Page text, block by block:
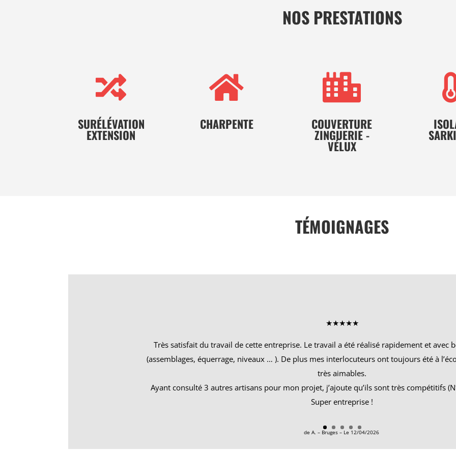
NOS PRESTATIONS

SURÉLÉVATION
EXTENSION

CHARPENTE

COUVERTURE
ZINGUERIE -
VÉLUX
TÉMOIGNAGES
★★★★★
Très satisfait du travail de cette entreprise. Le travail a été réalisé rapidement et avec
(assemblages, équerrage, niveaux … ). De plus mes interlocuteurs ont toujours été à
très aimables.
Ayant consulté 3 autres artisans pour mon projet, j’ajoute qu’ils sont très compétitifs
Super entreprise !
de A. – Bruges – Le 12/04/2026